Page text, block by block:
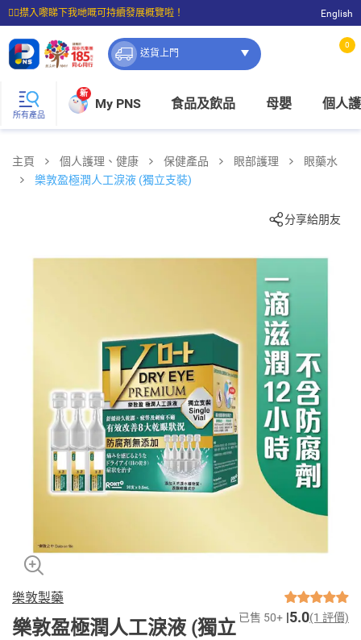
☝🏼㩒入嚟睇下我哋嘅可持續發展概覽啦！
⭐購物滿$399即享免費送貨；滿$100即可免費店取。
English
送貨上門
0
所有產品
新
My PNS 食品及飲品 母嬰 個人
主頁 個人護理、健康 保健產品 眼部護理
眼藥水
樂敦盈極潤人工淚液 (獨立支裝)
分享給朋友
樂敦製藥
樂敦盈極潤人工淚液 (獨立 已售 50+ 5.0(1 評價)